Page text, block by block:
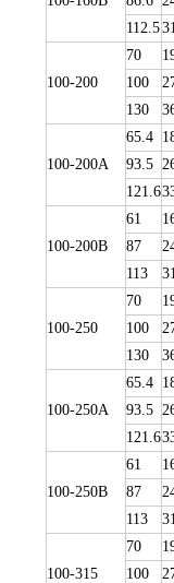
112.5
100-200
70
100
130
100-200A
65.4
93.5
121.6
100-200B
61
87
113
100-250
70
100
130
100-250A
65.4
93.5
121.6
100-250B
61
87
113
100-315
70
100